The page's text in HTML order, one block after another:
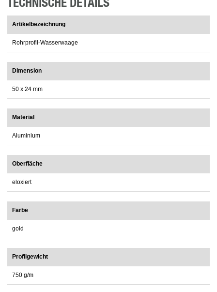
TECHNISCHE DETAILS
Artikelbezeichnung
Rohrprofil-Wasserwaage
Dimension
50 x 24 mm
Material
Aluminium
Oberfläche
eloxiert
Farbe
gold
Profilgewicht
750 g/m